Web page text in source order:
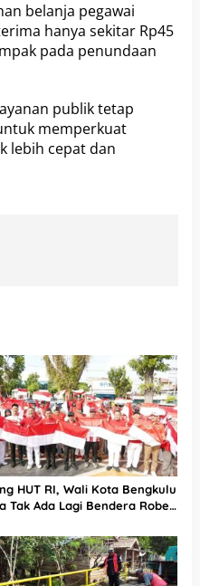
belanja pegawai
hanya sekitar Rp45
pada penundaan
publik tetap
memperkuat
lebih cepat dan
HUT RI, Wali Kota Bengkulu
Tak Ada Lagi Bendera Robek